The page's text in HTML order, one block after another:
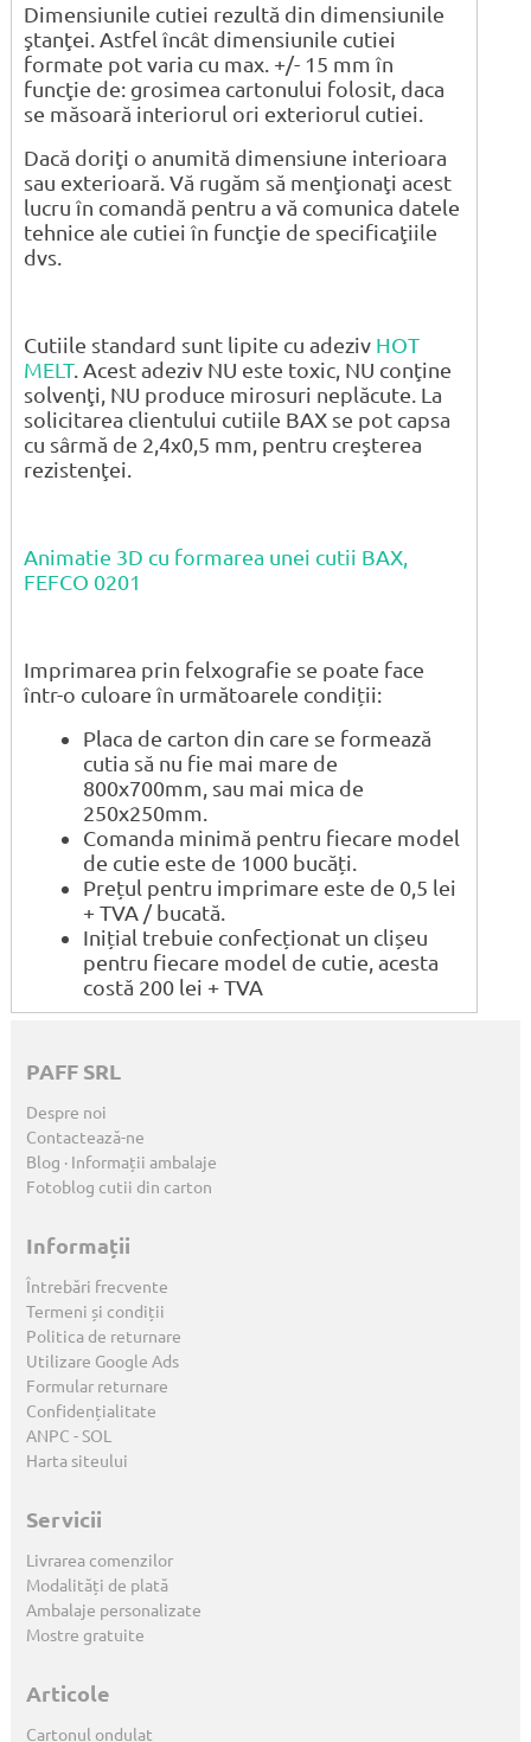
Dimensiunile cutiei rezultă din dimensiunile
ştanţei. Astfel încât dimensiunile cutiei
formate pot varia cu max. +/- 15 mm în
funcţie de: grosimea cartonului folosit, daca
se măsoară interiorul ori exteriorul cutiei.
Dacă doriţi o anumită dimensiune interioara
sau exterioară. Vă rugăm să menţionaţi acest
lucru în comandă pentru a vă comunica datele
tehnice ale cutiei în funcţie de specificaţiile
dvs.
Cutiile standard sunt lipite cu adeziv HOT
MELT. Acest adeziv NU este toxic, NU conţine
solvenţi, NU produce mirosuri neplăcute. La
solicitarea clientului cutiile BAX se pot capsa
cu sârmă de 2,4x0,5 mm, pentru creşterea
rezistenţei.
Animatie 3D cu formarea unei cutii BAX,
FEFCO 0201
Imprimarea prin felxografie se poate face
într-o culoare în următoarele condiții:
Placa de carton din care se formează
cutia să nu fie mai mare de
800x700mm, sau mai mica de
250x250mm.
Comanda minimă pentru fiecare model
de cutie este de 1000 bucăți.
Prețul pentru imprimare este de 0,5 lei
+ TVA / bucată.
Inițial trebuie confecționat un clișeu
pentru fiecare model de cutie, acesta
costă 200 lei + TVA
PAFF SRL
Despre noi
Contactează-ne
Blog · Informații ambalaje
Fotoblog cutii din carton
Informații
Întrebări frecvente
Termeni și condiții
Politica de returnare
Utilizare Google Ads
Formular returnare
Confidențialitate
ANPC -SOL
Harta siteului
Servicii
Livrarea comenzilor
Modalități de plată
Ambalaje personalizate
Mostre gratuite
Articole
Cartonul ondulat